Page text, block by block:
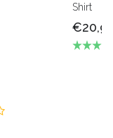
Shirt